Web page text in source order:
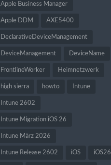
Apple Business Manager
Apple DDM AXE5400
DeclarativeDeviceManagement
DeviceManagement DeviceName
FrontlineWorker Heimnetzwerk
high sierra howto Intune
Intune 2602
Intune Migration iOS 26
Intune März 2026
Intune Release 2602 iOS iOS26